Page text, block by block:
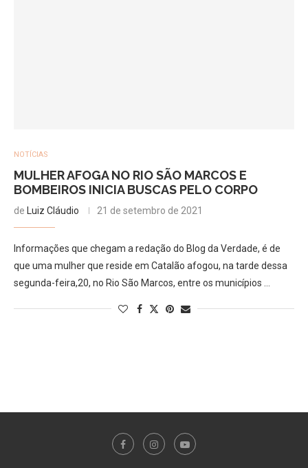
NOTÍCIAS
MULHER AFOGA NO RIO SÃO MARCOS E
BOMBEIROS INICIA BUSCAS PELO CORPO
de Luiz Cláudio 21 de setembro de 2021
Informações que chegam a redação do Blog da Verdade, é de
que uma mulher que reside em Catalão afogou, na tarde dessa
segunda-feira,20, no Rio São Marcos, entre os municípios …